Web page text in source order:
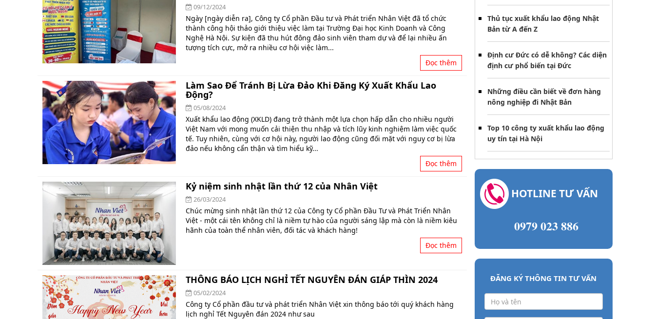
09/12/2024
Ngày [ngày diễn ra], Công ty Cổ phần Đầu tư và Phát triển Nhân Việt đã tổ chức
thành công hội thảo giới thiệu việc làm tại Trường Đại học Kinh Doanh và Công
Nghệ Hà Nội. Sự kiện đã thu hút đông đảo sinh viên tham dự và để lại nhiều ấn
tượng tích cực, mở ra nhiều cơ hội việc làm...
Đọc thêm
Làm Sao Để Tránh Bị Lừa Đảo Khi Đăng Ký Xuất Khẩu Lao
Động?
05/08/2024
Xuất khẩu lao động (XKLD) đang trở thành một lựa chọn hấp dẫn cho nhiều người
Việt Nam với mong muốn cải thiện thu nhập và tích lũy kinh nghiệm làm việc quốc
tế. Tuy nhiên, cùng với cơ hội này, người lao động cũng đối mặt với nguy cơ bị lừa
đảo nếu không cẩn thận và tìm hiểu kỹ...
Đọc thêm
Kỷ niệm sinh nhật lần thứ 12 của Nhân Việt
26/03/2024
Chúc mừng sinh nhật lần thứ 12 của Công ty Cổ phần Đầu Tư và Phát Triển Nhân
Việt - một cái tên không chỉ là niềm tự hào của người sáng lập mà còn là niềm kiêu
hãnh của toàn thể nhân viên, đối tác và khách hàng!
Đọc thêm
THÔNG BÁO LỊCH NGHỈ TẾT NGUYÊN ĐÁN GIÁP THÌN 2024
05/02/2024
Công ty Cổ phần đầu tư và phát triển Nhân Việt xin thông báo tới quý khách hàng
lịch nghỉ Tết Nguyên đán 2024 như sau
Thủ tục xuất khẩu lao động Nhật
Bản từ A đến Z
Định cư Đức có dễ không? Các diện
định cư phổ biến tại Đức
Những điều cần biết về đơn hàng
nông nghiệp đi Nhật Bản
Top 10 công ty xuất khẩu lao động
uy tín tại Hà Nội
HOTLINE TƯ VẤN
0979 023 886
ĐĂNG KÝ THÔNG TIN TƯ VẤN